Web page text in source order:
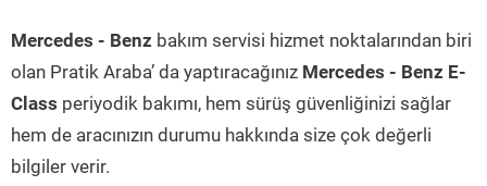
Mercedes - Benz bakım servisi hizmet noktalarından biri
olan Pratik Araba’ da yaptıracağınız Mercedes - Benz E-
Class periyodik bakımı, hem sürüş güvenliğinizi sağlar
hem de aracınızın durumu hakkında size çok değerli
bilgiler verir.